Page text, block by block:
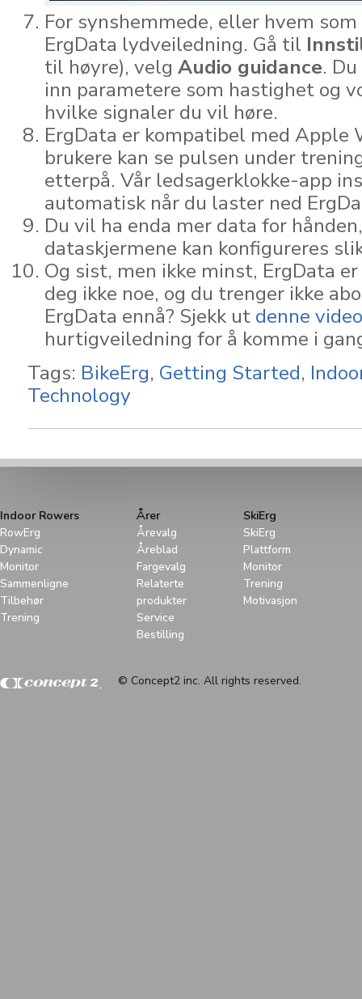
For synshemmede, eller hvem
ErgData lydveiledning. Gå til
til høyre), velg Audio guidance.
inn parametere som hastighet og
hvilke signaler du vil høre.
ErgData er kompatibel med Apple
brukere kan se pulsen under
etterpå. Vår ledsagerklokke-app
automatisk når du laster ned
Du vil ha enda mer data for
dataskjermene kan konfigureres
Og sist, men ikke minst, ErgData
deg ikke noe, og du trenger ikke
ErgData ennå? Sjekk ut denne
hurtigveiledning for å komme i
Tags: BikeErg, Getting Started,
Technology
Indoor Rowers
RowErg
Dynamic
Monitor
Sammenligne
Tilbehør
Trening
Årer
Årevalg
Åreblad
Fargevalg
Relaterte
produkter
Service
Bestilling
SkiErg
SkiErg
Plattform
Monitor
Trening
Motivasjon
© Concept2 inc. All rights reserved.